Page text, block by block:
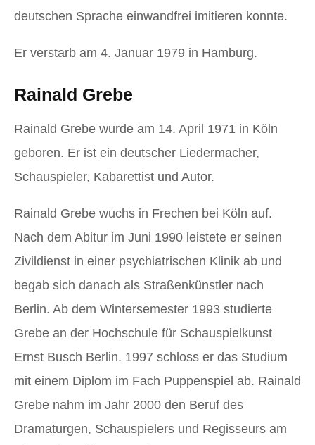
deutschen Sprache einwandfrei imitieren konnte.
Er verstarb am 4. Januar 1979 in Hamburg.
Rainald Grebe
Rainald Grebe wurde am 14. April 1971 in Köln
geboren. Er ist ein deutscher Liedermacher,
Schauspieler, Kabarettist und Autor.
Rainald Grebe wuchs in Frechen bei Köln auf.
Nach dem Abitur im Juni 1990 leistete er seinen
Zivildienst in einer psychiatrischen Klinik ab und
begab sich danach als Straßenkünstler nach
Berlin. Ab dem Wintersemester 1993 studierte
Grebe an der Hochschule für Schauspielkunst
Ernst Busch Berlin. 1997 schloss er das Studium
mit einem Diplom im Fach Puppenspiel ab. Rainald
Grebe nahm im Jahr 2000 den Beruf des
Dramaturgen, Schauspielers und Regisseurs am